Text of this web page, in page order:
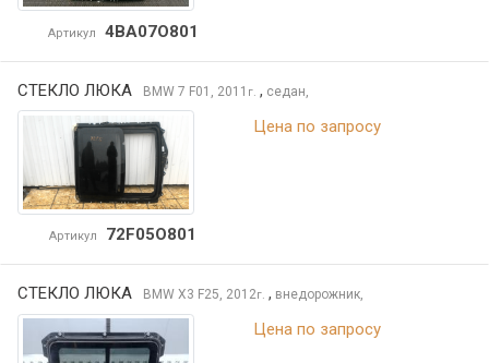
Артикул 4BA07O801
СТЕКЛО ЛЮКА BMW 7 F01, 2011 г. , седан,
Артикул 72F05O801
Цена по запросу
СТЕКЛО ЛЮКА BMW X3 F25, 2012г. , внедорожник,
Цена по запросу